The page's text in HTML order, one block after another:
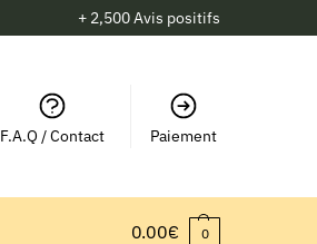
+ 2,500 Avis positifs
F.A.Q / Contact Paiement
0.00€ 0